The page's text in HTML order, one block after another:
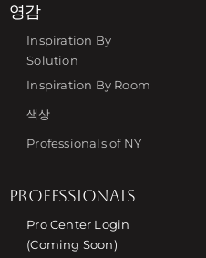
영감
Inspiration By
Solution
Inspiration By Room
색상
Professionals of NY
PROFESSIONALS
Pro Center Login
(Coming Soon)